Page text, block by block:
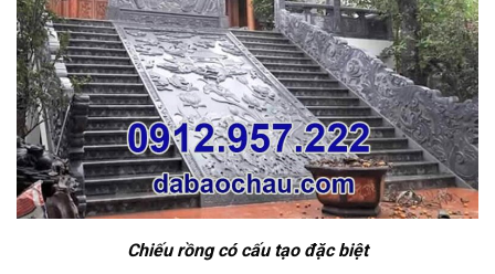
Chiếu rồng có cấu tạo đặc biệt